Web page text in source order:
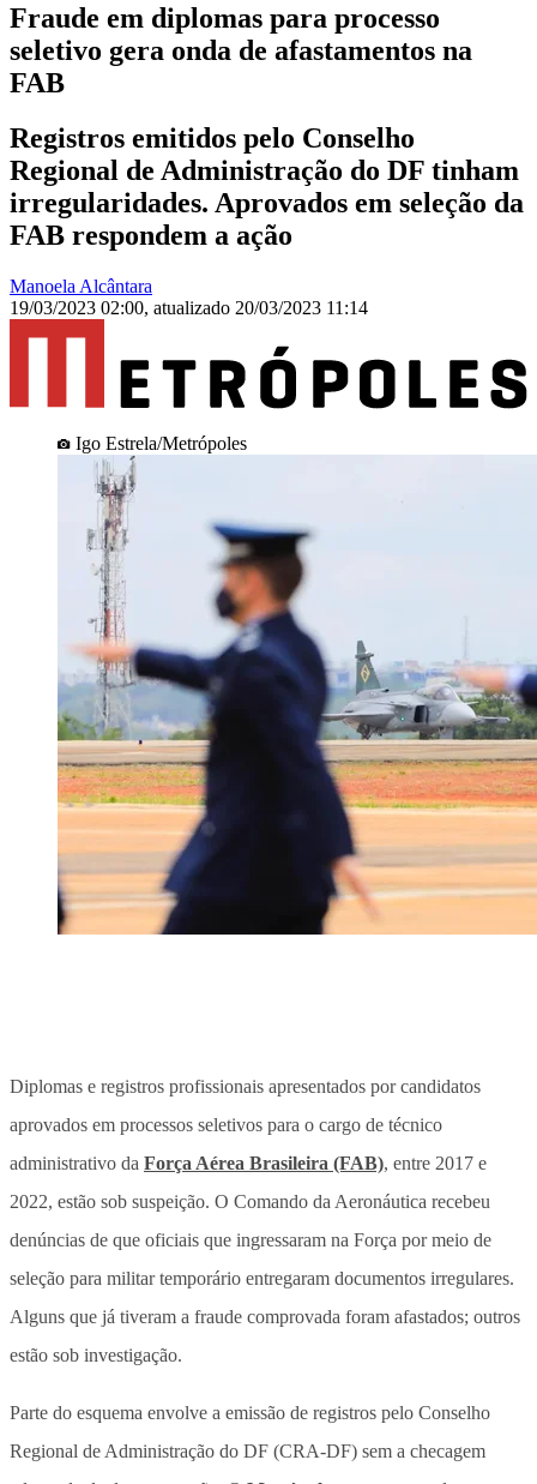
Fraude em diplomas para processo
seletivo gera onda de afastamentos na
FAB
Registros emitidos pelo Conselho
Regional de Administração do DF tinham
irregularidades. Aprovados em seleção da
FAB respondem a ação
Manoela Alcântara
19/03/2023 02:00, atualizado 20/03/2023 11:14
Igo Estrela/Metrópoles
Diplomas e registros profissionais apresentados por candidatos
aprovados em processos seletivos para o cargo de técnico
administrativo da Força Aérea Brasileira (FAB), entre 2017 e
2022, estão sob suspeição. O Comando da Aeronáutica recebeu
denúncias de que oficiais que ingressaram na Força por meio de
seleção para militar temporário entregaram documentos irregulares.
Alguns que já tiveram a fraude comprovada foram afastados; outros
estão sob investigação.
Parte do esquema envolve a emissão de registros pelo Conselho
Regional de Administração do DF (CRA-DF) sem a checagem